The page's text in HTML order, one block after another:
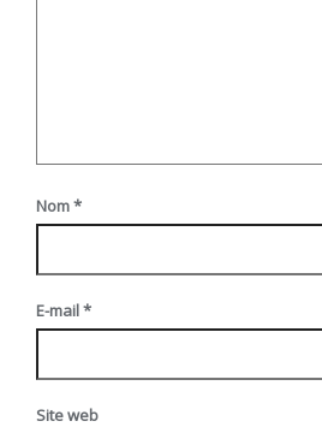
Nom*
E-mail*
Site web